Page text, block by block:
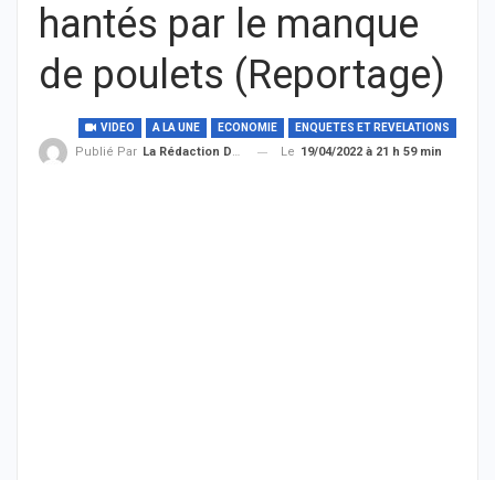
hantés par le manque
de poulets (Reportage)
VIDEO A LA UNE ECONOMIE ENQUETES ET REVELATIONS
Publié Par La Rédaction De THIEYSENEGAL.com Le 19/04/2022 à 21 h 59 min